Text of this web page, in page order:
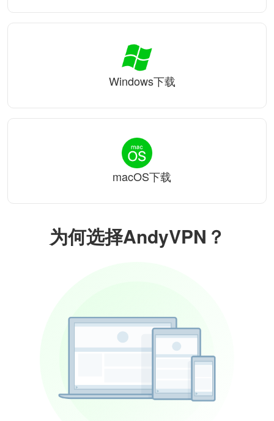
为何选择AndyVPN？
Windows下载
macOS下载